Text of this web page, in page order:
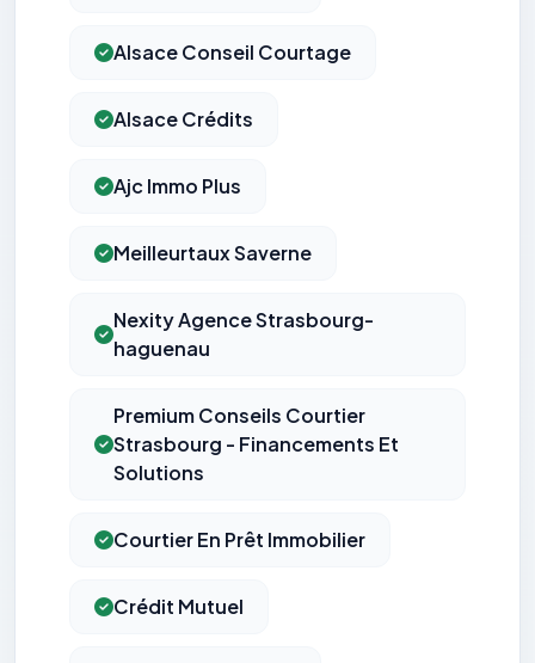
Alsace Conseil Courtage
Alsace Crédits
Ajc Immo Plus
Meilleurtaux Saverne
Nexity Agence Strasbourg-
haguenau
Premium Conseils Courtier
Strasbourg - Financements Et
Solutions
Courtier En Prêt Immobilier
Crédit Mutuel